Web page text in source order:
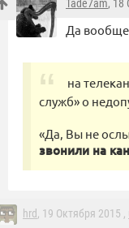
Tade7am, 18
Да
на
служб» о
«Да, Вы не
звонили на
hrd , 19 Октября 2015 ,